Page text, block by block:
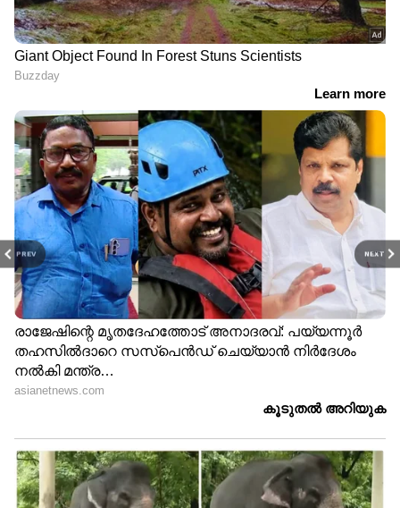
PREV NEXT
രാജേഷ് ഭാസ്കർ, വിഎഫ്എക്സ്: ത്രീഡിഎസ്,
അഡീഷണൽ സോങ്ങ്: ബി. അജനീഷ്
ലോക്‌നാഥ് , ഡിജിറ്റൽ മാർക്കറ്റിംഗ്:
ഒബ്സിക്യൂറ എൻ്റർടെയ്ൻമെൻ്റ്സ്, പി ആർ
ആൻഡ് മാർക്കറ്റിംഗ്: വൈശാഖ് സി
വടക്കേവീട്, ജിനു അനിൽകുമാർ, പിആർഒ:
ആതിര ദിൽജിത്ത്.